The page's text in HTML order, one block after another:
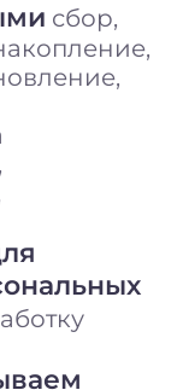
сбор,